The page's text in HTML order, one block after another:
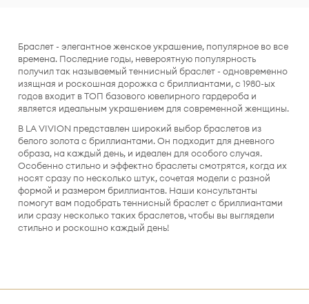
Браслет - элегантное женское украшение, популярное во все
времена. Последние годы, невероятную популярность
получил так называемый теннисный браслет - одновременно
изящная и роскошная дорожка с бриллиантами, с 1980-ых
годов входит в ТОП базового ювелирного гардероба и
является идеальным украшением для современной женщины.
В LA VIVION представлен широкий выбор браслетов из
белого золота с бриллиантами. Он подходит для дневного
образа, на каждый день, и идеален для особого случая.
Особенно стильно и эффектно браслеты смотрятся, когда их
носят сразу по несколько штук, сочетая модели с разной
формой и размером бриллиантов. Наши консультанты
помогут вам подобрать теннисный браслет с бриллиантами
или сразу несколько таких браслетов, чтобы вы выглядели
стильно и роскошно каждый день!